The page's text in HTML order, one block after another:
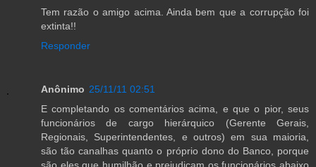
Tem razão o amigo acima. Ainda bem que a corrupção foi
extinta!!
Responder
Anônimo 25/11/11 02:51
E completando os comentários acima, e que o pior, seus
funcionários de cargo hierárquico (Gerente Gerais,
Regionais, Superintendentes, e outros) em sua maioria,
são tão canalhas quanto o próprio dono do Banco, porque